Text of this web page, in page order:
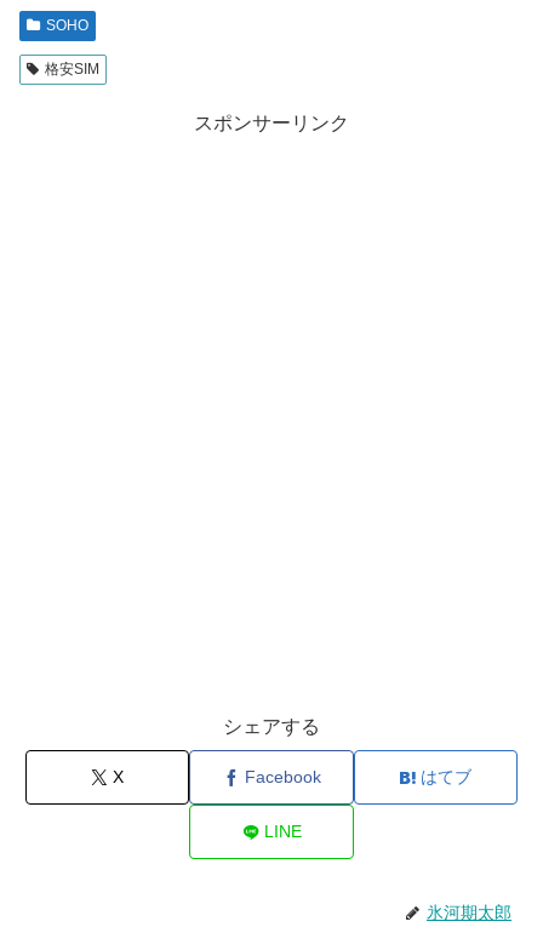
SOHO
格安SIM
スポンサーリンク
シェアする
X Facebook はてブ
LINE
氷河期太郎